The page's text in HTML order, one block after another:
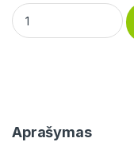
Tiross blynų keptuvė
Aprašymas